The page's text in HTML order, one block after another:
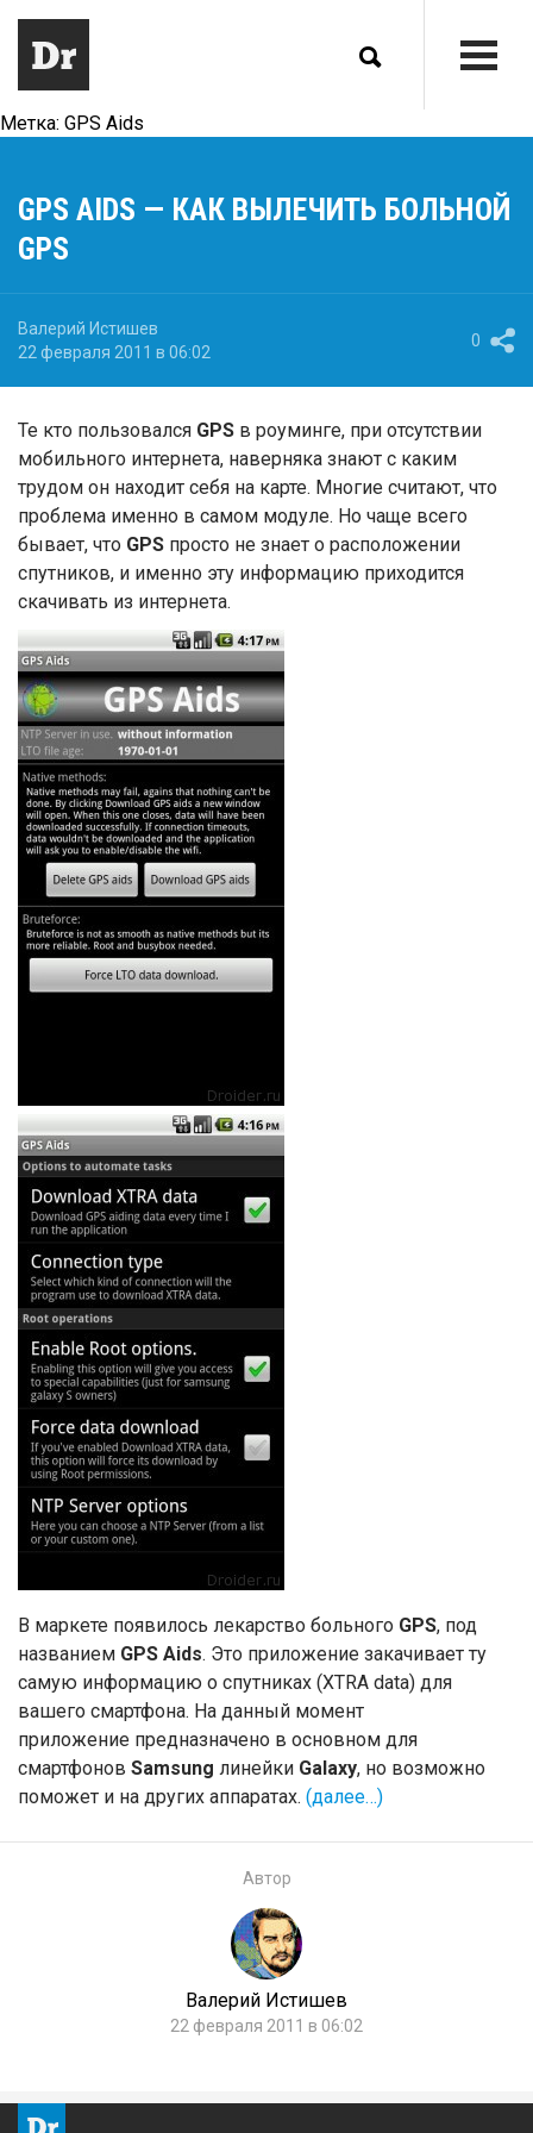
Метка: GPS Aids
GPS AIDS — КАК ВЫЛЕЧИТЬ БОЛЬНОЙ
GPS
Валерий Истишев
22 февраля 2011 в 06:02
0
Те кто пользовался GPS в роуминге, при отсутствии
мобильного интернета, наверняка знают с каким
трудом он находит себя на карте. Многие считают, что
проблема именно в самом модуле. Но чаще всего
бывает, что GPS просто не знает о расположении
спутников, и именно эту информацию приходится
скачивать из интернета.
В маркете появилось лекарство больного GPS, под
названием GPS Aids. Это приложение закачивает ту
самую информацию о спутниках (XTRA data) для
вашего смартфона. На данный момент
приложение предназначено в основном для
смартфонов Samsung линейки Galaxy, но возможно
поможет и на других аппаратах. (далее…)
Автор
Валерий Истишев
22 февраля 2011 в 06:02